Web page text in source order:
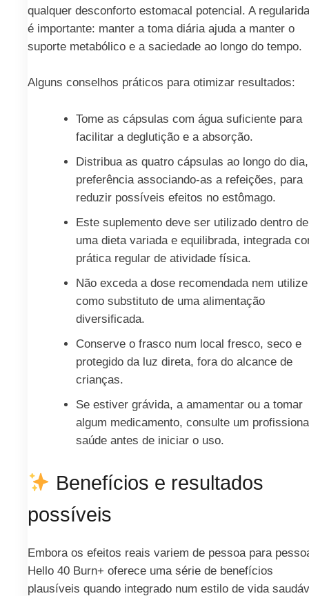
qualquer desconforto estomacal potencial. A
é importante: manter a toma diária ajuda a manter o
suporte metabólico e a saciedade ao longo do tempo.
Alguns conselhos práticos para otimizar resultados:
Tome as cápsulas com água suficiente para
facilitar a deglutição e a absorção.
Distribua as quatro cápsulas ao longo do
preferência associando-as a refeições, para
reduzir possíveis efeitos no estômago.
Este suplemento deve ser utilizado dentro de
uma dieta variada e equilibrada, integrada
prática regular de atividade física.
Não exceda a dose recomendada nem utilize
como substituto de uma alimentação
diversificada.
Conserve o frasco num local fresco, seco e
protegido da luz direta, fora do alcance de
crianças.
Se estiver grávida, a amamentar ou a tomar
algum medicamento, consulte um
saúde antes de iniciar o uso.
Benefícios e resultados
possíveis
Embora os efeitos reais variem de pessoa para
Hello 40 Burn+ oferece uma série de benefícios
plausíveis quando integrado num estilo de vida